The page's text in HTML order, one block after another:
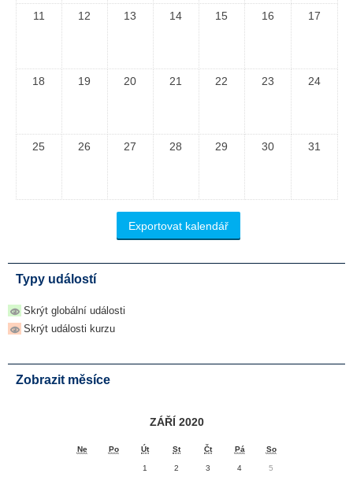
11 12 13 14 15 16 17
18 19 20 21 22 23 24
25 26 27 28 29 30 31
Typy událostí
Skrýt globální události
Skrýt události kurzu
Zobrazit měsíce
ZÁŘÍ 2020
Ne Po Út St Čt Pá So
1 2 3 4 5